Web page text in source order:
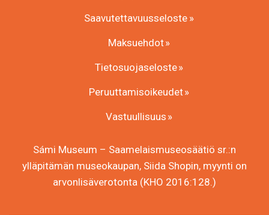
Saavutettavuusseloste
Maksuehdot
Tietosuojaseloste
Peruuttamisoikeudet
Vastuullisuus
Sámi Museum – Saamelaismuseosäätiö sr.:n
ylläpitämän museokaupan, Siida Shopin, myynti on
arvonlisäverotonta (KHO 2016:128.)